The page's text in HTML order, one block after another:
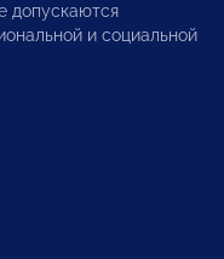
допускаются
и социальной